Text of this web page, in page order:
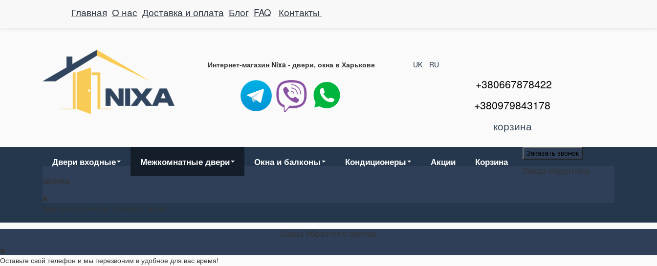
Главная О нас Доставка и оплата Блог FAQ Контакты
Интернет-магазин Nixa - двери, окна в Харькове UK RU
+380667878422
+380979843178
корзина
Двери входные Межкомнатные двери Окна и балконы Кондиционеры Акции Корзина
Заказать звонок
Заказ обратного
звонка
Ваш заявка принята. Ожидайте звонка.
Заказ обратного звонка
Оставьте свой телефон и мы перезвоним в удобное для вас время!